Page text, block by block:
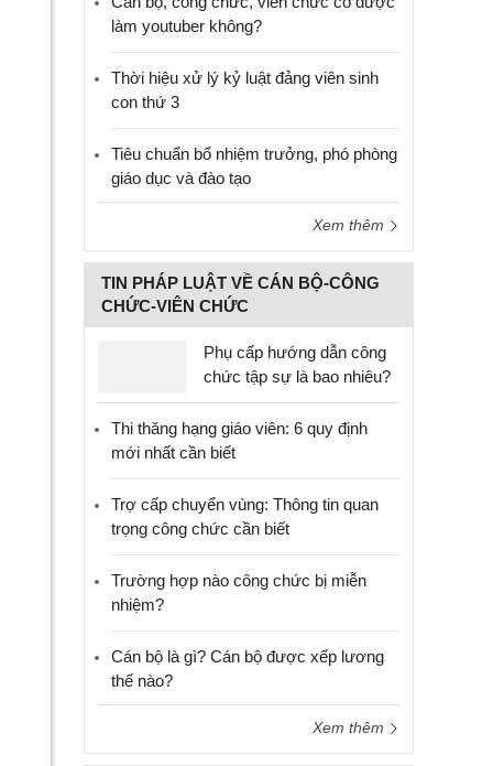
làm youtuber không?
Thời hiệu xử lý kỷ luật đảng viên sinh
con thứ 3
Tiêu chuẩn bổ nhiệm trưởng, phó phòng
giáo dục và đào tạo
Xem thêm
TIN PHÁP LUẬT VỀ CÁN BỘ-CÔNG
CHỨC-VIÊN CHỨC
Phụ cấp hướng dẫn công
chức tập sự là bao nhiêu?
Thi thăng hạng giáo viên: 6 quy định
mới nhất cần biết
Trợ cấp chuyển vùng: Thông tin quan
trọng công chức cần biết
Trường hợp nào công chức bị miễn
nhiệm?
Cán bộ là gì? Cán bộ được xếp lương
thế nào?
Xem thêm